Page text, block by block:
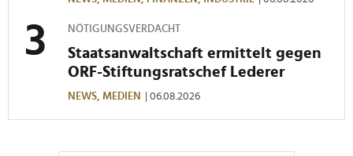
NÖTIGUNGSVERDACHT
Staatsanwaltschaft ermittelt gegen
ORF-Stiftungsratschef Lederer
NEWS, MEDIEN | 06.08.2026